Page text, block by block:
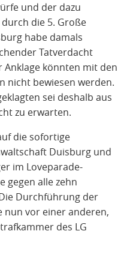
und der dazu
die 5. Große
habe damals
Tatverdacht
könnten mit den
nicht bewiesen werden.
sei deshalb aus
zu erwarten.
die sofortige
Duisburg und
im Loveparade-
gegen alle zehn
Durchführung der
vor einer anderen,
des LG